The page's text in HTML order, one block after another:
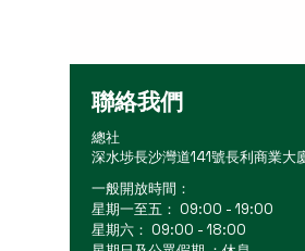
聯絡我們
總社
深水埗長沙灣道141號長利商業大
一般開放時間：
星期一至五： 09:00 - 19:00
星期六： 09:00 - 18:00